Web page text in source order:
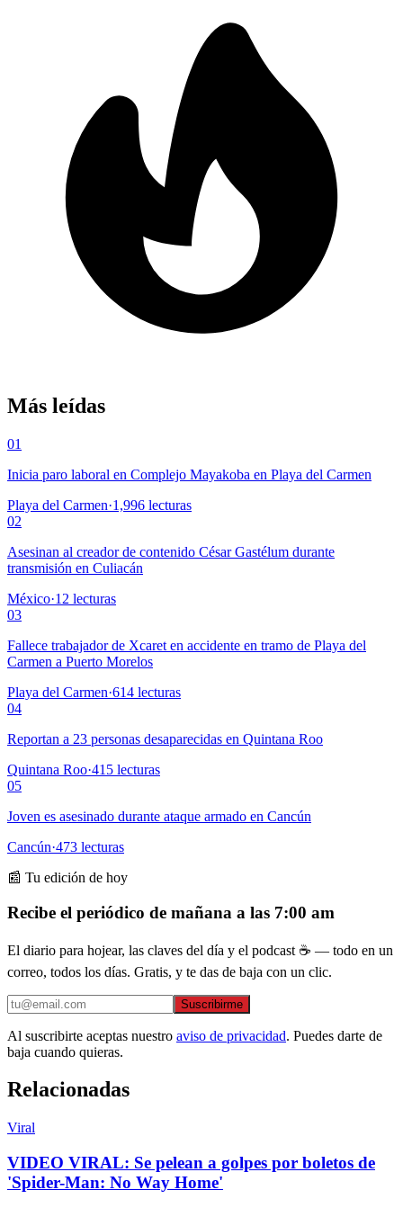
Más leídas
01
Inicia paro laboral en Complejo Mayakoba en Playa del Carmen
Playa del Carmen·1,996 lecturas
02
Asesinan al creador de contenido César Gastélum durante
transmisión en Culiacán
México·12 lecturas
03
Fallece trabajador de Xcaret en accidente en tramo de Playa del
Carmen a Puerto Morelos
Playa del Carmen·614 lecturas
04
Reportan a 23 personas desaparecidas en Quintana Roo
Quintana Roo·415 lecturas
05
Joven es asesinado durante ataque armado en Cancún
Cancún·473 lecturas
📰 Tu edición de hoy
Recibe el periódico de mañana a las 7:00 am
El diario para hojear, las claves del día y el podcast ☕ — todo en un
correo, todos los días. Gratis, y te das de baja con un clic.
Suscribirme
Al suscribirte aceptas nuestro aviso de privacidad. Puedes darte de
baja cuando quieras.
Relacionadas
Viral
VIDEO VIRAL: Se pelean a golpes por boletos de
'Spider-Man: No Way Home'